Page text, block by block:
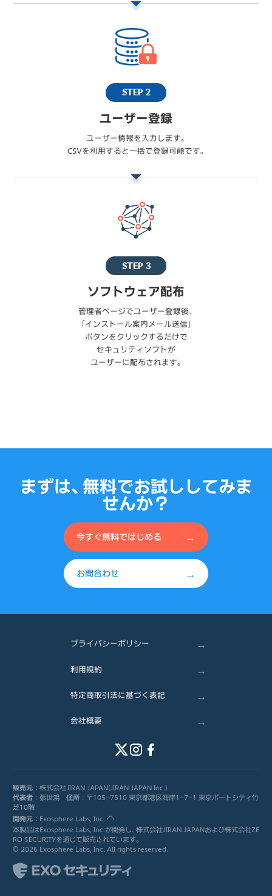
STEP 2
ユーザー登録
ユーザー情報を入力します。
CSVを利用すると一括で登録可能です。
STEP 3
ソフトウェア配布
管理者ページでユーザー登録後、
「インストール案内メール送信」
ボタンをクリックするだけで
セキュリティソフトが
ユーザーに配布されます。
まずは、無料でお試ししてみま
せんか？
今すぐ無料ではじめる →
お問合わせ →
プライバシーポリシー →
利用規約 →
特定商取引法に基づく表記 →
会社概要 →
販売元 ：株式会社JIRAN JAPAN(JIRAN JAPAN Inc.)
代表者 ：張世鴻 住所 ：〒105-7510 東京都港区海岸1-7-1 東京ポートシティ竹
芝10階
開発元 ：Exosphere Labs, Inc.
本製品はExosphere Labs, Inc.が開発し、株式会社JIRAN JAPANおよび株式会社ZE
RO SECURITYを通じて販売されています。
© 2026 Exosphere Labs, Inc. All rights reserved.